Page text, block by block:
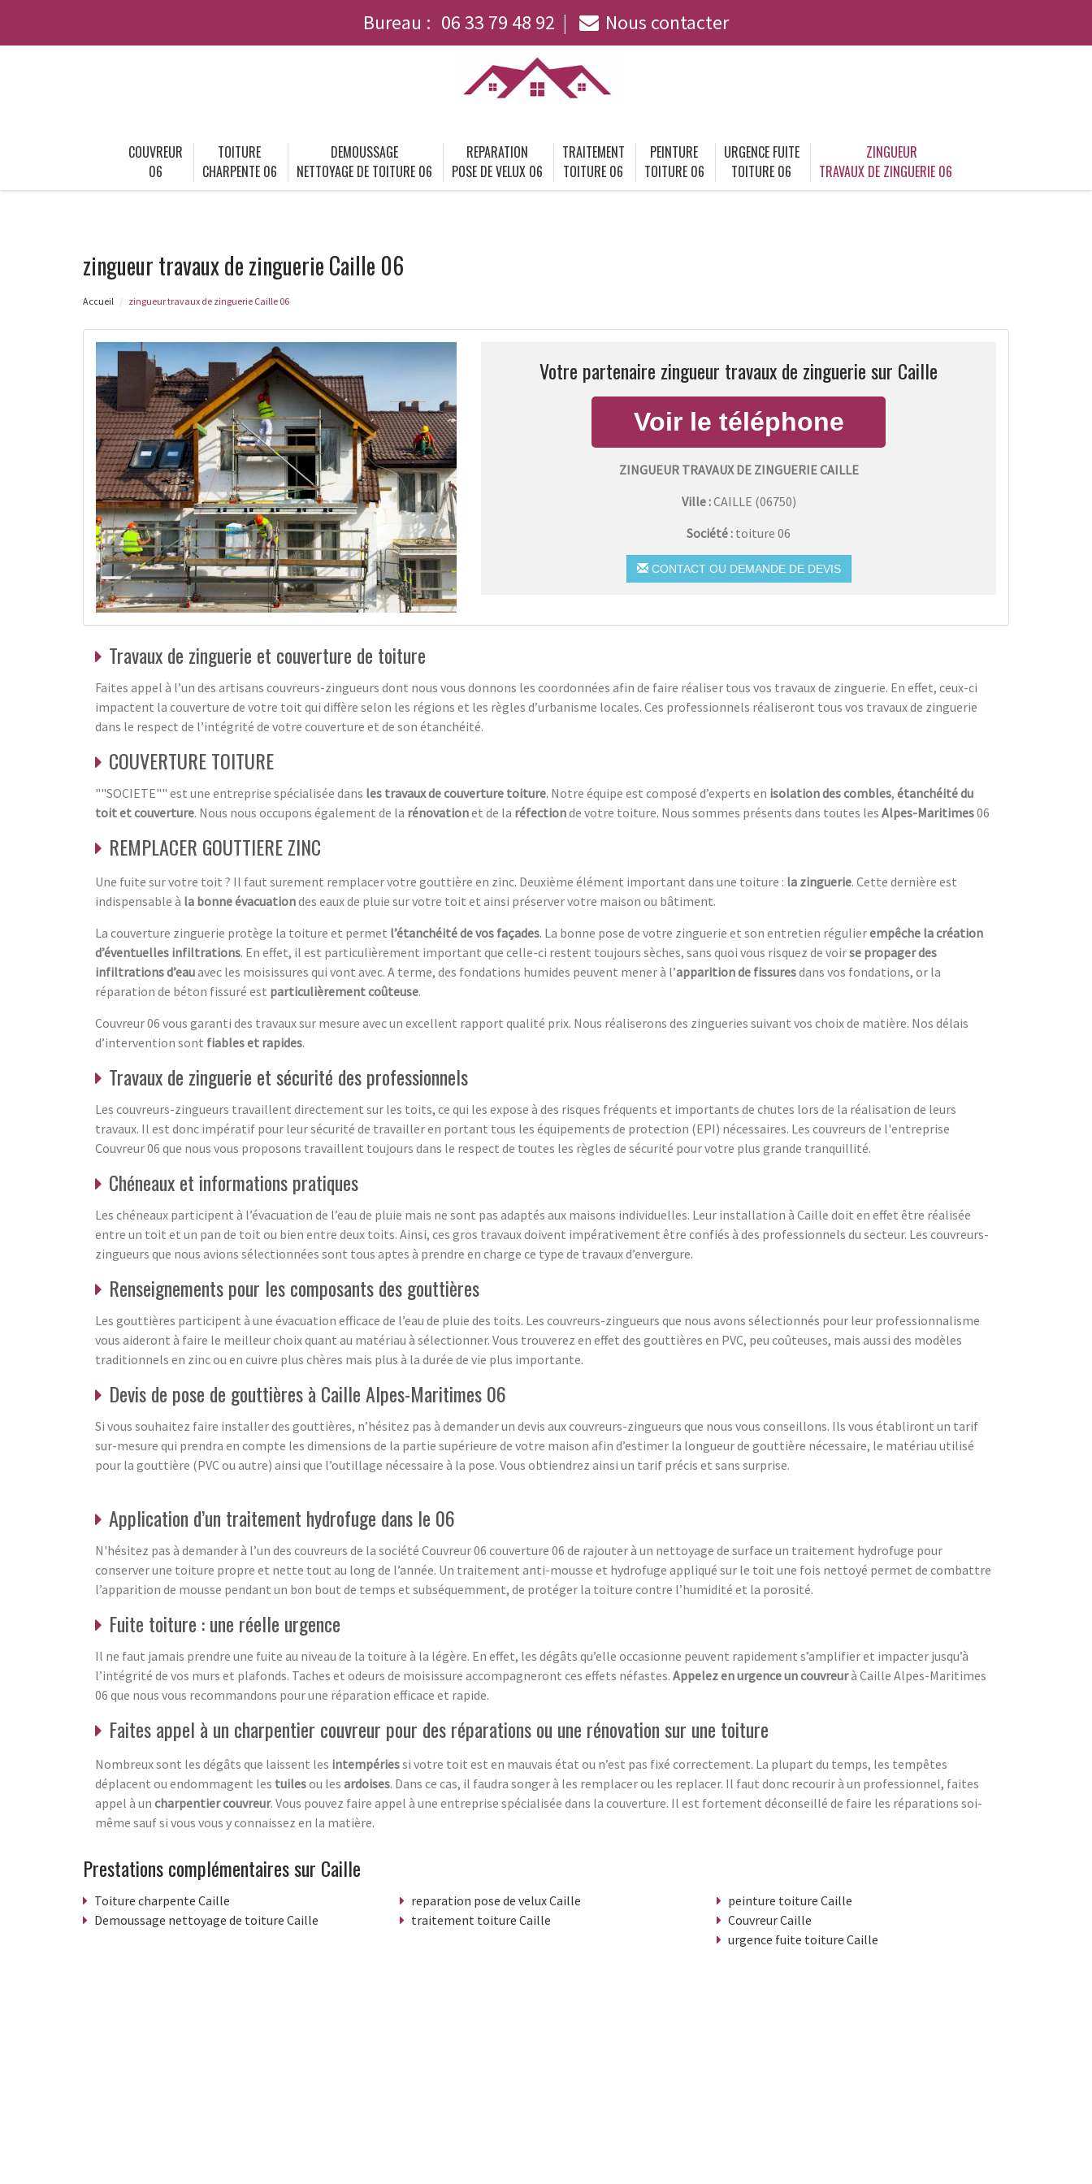
Bureau : 06 33 79 48 92 Nous contacter
COUVREUR
06
TOITURE
CHARPENTE 06
DEMOUSSAGE
NETTOYAGE DE TOITURE 06
REPARATION
POSE DE VELUX 06
TRAITEMENT
TOITURE 06
PEINTURE
TOITURE 06
URGENCE FUITE
TOITURE 06
ZINGUEUR
TRAVAUX DE ZINGUERIE 06
zingueur travaux de zinguerie Caille 06
Accueil zingueur travaux de zinguerie Caille 06
Votre partenaire zingueur travaux de zinguerie sur Caille
ZINGUEUR TRAVAUX DE ZINGUERIE CAILLE
Ville :CAILLE (06750)
Société : toiture 06
CONTACT OU DEMANDE DE DEVIS
Travaux de zinguerie et couverture de toiture
Faites appel à l’un des artisans couvreurs-zingueurs dont nous vous donnons les coordonnées afin de faire réaliser tous vos travaux de zinguerie. En effet, ceux-ci
impactent la couverture de votre toit qui diffère selon les régions et les règles d’urbanisme locales. Ces professionnels réaliseront tous vos travaux de zinguerie
dans le respect de l’intégrité de votre couverture et de son étanchéité.
COUVERTURE TOITURE
""SOCIETE"" est une entreprise spécialisée dans les travaux de couverture toiture. Notre équipe est composé d’experts en isolation des combles, étanchéité du
toit et couverture. Nous nous occupons également de la rénovationet de la réfectionde votre toiture. Nous sommes présents dans toutes les Alpes-Maritimes06
REMPLACER GOUTTIERE ZINC
Une fuite sur votre toit ? Il faut surement remplacer votre gouttière en zinc. Deuxième élément important dans une toiture : la zinguerie. Cette dernière est
indispensable à la bonne évacuationdes eaux de pluie sur votre toit et ainsi préserver votre maison ou bâtiment.
La couverture zinguerie protège la toiture et permet l’étanchéité de vos façades. La bonne pose de votre zinguerie et son entretien régulierempêche la création
d’éventuelles infiltrations. En effet, il est particulièrement important que celle-ci restent toujours sèches, sans quoi vous risquez de voirse propager des
infiltrations d’eauavec les moisissures qui vont avec. A terme, des fondations humides peuvent mener à l’apparition de fissuresdans vos fondations, or la
réparation de béton fissuré est particulièrement coûteuse.
Couvreur 06 vous garanti des travaux sur mesure avec un excellent rapport qualité prix. Nous réaliserons des zingueries suivant vos choix de matière. Nos délais
d’intervention sont fiables et rapides.
Travaux de zinguerie et sécurité des professionnels
Les couvreurs-zingueurs travaillent directement sur les toits, ce qui les expose à des risques fréquents et importants de chutes lors de la réalisation de leurs
travaux. Il est donc impératif pour leur sécurité de travailler en portant tous les équipements de protection (EPI) nécessaires. Les couvreurs de l'entreprise
Couvreur 06 que nous vous proposons travaillent toujours dans le respect de toutes les règles de sécurité pour votre plus grande tranquillité.
Chéneaux et informations pratiques
Les chéneaux participent à l’évacuation de l’eau de pluie mais ne sont pas adaptés aux maisons individuelles. Leur installation à Caille doit en effet être réalisée
entre un toit et un pan de toit ou bien entre deux toits. Ainsi, ces gros travaux doivent impérativement être confiés à des professionnels du secteur. Les couvreurs-
zingueurs que nous avions sélectionnées sont tous aptes à prendre en charge ce type de travaux d’envergure.
Renseignements pour les composants des gouttières
Les gouttières participent à une évacuation efficace de l’eau de pluie des toits. Les couvreurs-zingueurs que nous avons sélectionnés pour leur professionnalisme
vous aideront à faire le meilleur choix quant au matériau à sélectionner. Vous trouverez en effet des gouttières en PVC, peu coûteuses, mais aussi des modèles
traditionnels en zinc ou en cuivre plus chères mais plus à la durée de vie plus importante.
Devis de pose de gouttières à Caille Alpes-Maritimes 06
Si vous souhaitez faire installer des gouttières, n’hésitez pas à demander un devis aux couvreurs-zingueurs que nous vous conseillons. Ils vous établiront un tarif
sur-mesure qui prendra en compte les dimensions de la partie supérieure de votre maison afin d’estimer la longueur de gouttière nécessaire, le matériau utilisé
pour la gouttière (PVC ou autre) ainsi que l’outillage nécessaire à la pose. Vous obtiendrez ainsi un tarif précis et sans surprise.
Application d’un traitement hydrofuge dans le 06
N'hésitez pas à demander à l’un des couvreurs de la société Couvreur 06 couverture 06 de rajouter à un nettoyage de surface un traitement hydrofuge pour
conserver une toiture propre et nette tout au long de l’année. Un traitement anti-mousse et hydrofuge appliqué sur le toit une fois nettoyé permet de combattre
l’apparition de mousse pendant un bon bout de temps et subséquemment, de protéger la toiture contre l’humidité et la porosité.
Fuite toiture : une réelle urgence
Il ne faut jamais prendre une fuite au niveau de la toiture à la légère. En effet, les dégâts qu’elle occasionne peuvent rapidement s’amplifier et impacter jusqu’à
l’intégrité de vos murs et plafonds. Taches et odeurs de moisissure accompagneront ces effets néfastes. Appelez en urgence un couvreurà Caille Alpes-Maritimes
06 que nous vous recommandons pour une réparation efficace et rapide.
Faites appel à un charpentier couvreur pour des réparations ou une rénovation sur une toiture
Nombreux sont les dégâts que laissent les intempériessi votre toit est en mauvais état ou n’est pas fixé correctement. La plupart du temps, les tempêtes
déplacent ou endommagent les tuilesou les ardoises. Dans ce cas, il faudra songer à les remplacer ou les replacer. Il faut donc recourir à un professionnel, faites
appel à un charpentier couvreur. Vous pouvez faire appel à une entreprise spécialisée dans la couverture. Il est fortement déconseillé de faire les réparations soi-
même sauf si vous vous y connaissez en la matière.
Prestations complémentaires sur Caille
Toiture charpente Caille
Demoussage nettoyage de toiture Caille
reparation pose de velux Caille
traitement toiture Caille
peinture toiture Caille
Couvreur Caille
urgence fuite toiture Caille